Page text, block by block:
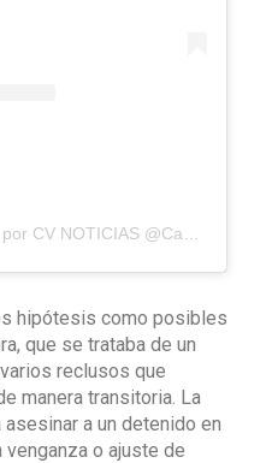
hipótesis como posibles
que se trataba de un
reclusos que
manera transitoria. La
a un detenido en
o ajuste de